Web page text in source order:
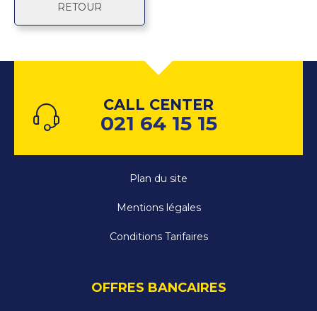
RETOUR
CALL CENTER
021 64 15 15
Plan du site
Mentions légales
Conditions Tarifaires
OFFRES BANCAIRES